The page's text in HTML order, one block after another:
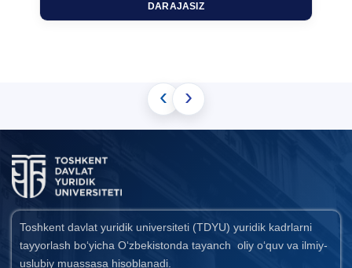
DARAJASIZ
‹ ›
Toshkent davlat yuridik universiteti (TDYU) yuridik kadrlarni
tayyorlash bo‘yicha O‘zbekistonda tayanch oliy o‘quv va ilmiy-
uslubiy muassasa hisoblanadi.